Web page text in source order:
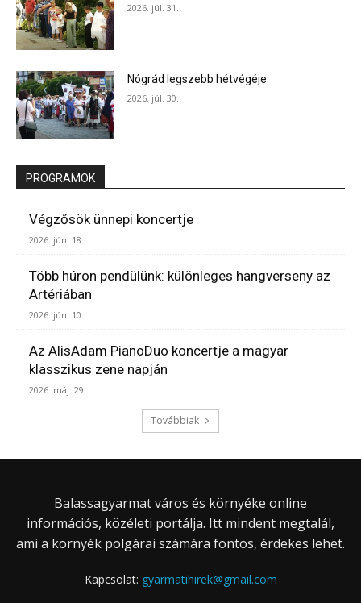
2026. júl. 31.
Nógrád legszebb hétvégéje
2026. júl. 30.
PROGRAMOK
Végzősök ünnepi koncertje
2026. jún. 18.
Több húron pendülünk: különleges hangverseny az
Artériában
2026. jún. 10.
Az AlisAdam PianoDuo koncertje a magyar
klasszikus zene napján
2026. máj. 29.
Továbbiak
Balassagyarmat város és környéke online
információs, közéleti portálja. Itt mindent megtalál,
ami a környék polgárai számára fontos, érdekes lehet.
Kapcsolat: gyarmatihirek@gmail.com